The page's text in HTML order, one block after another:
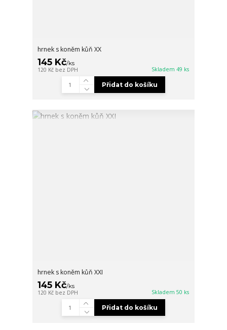
hrnek s koněm kůň XX
145 Kč/ks
120 Kč bez DPH Skladem 49 ks
Přidat do košíku
hrnek s koněm kůň XXI
145 Kč/ks
120 Kč bez DPH Skladem 50 ks
Přidat do košíku